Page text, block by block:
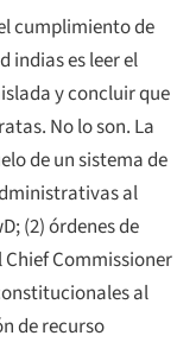
cumplimiento de
indias es leer el
y concluir que
No lo son. La
de un sistema de
al
(2) órdenes de
Commissioner
al
de recurso